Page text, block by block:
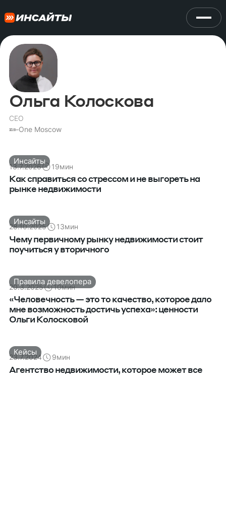
Ольга Колоскова
CEO
One Moscow
13.7.2026 19мин
Как справиться со стрессом и не выгореть на
рынке недвижимости
Инсайты
28.10.2025 13мин
Чему первичному рынку недвижимости стоит
поучиться у вторичного
Инсайты
20.3.2025 10мин
«Человечность — это то качество, которое дало
мне возможность достичь успеха»: ценности
Ольги Колосковой
Правила девелопера
23.7.2024 9мин
Агентство недвижимости, которое может все
Кейсы